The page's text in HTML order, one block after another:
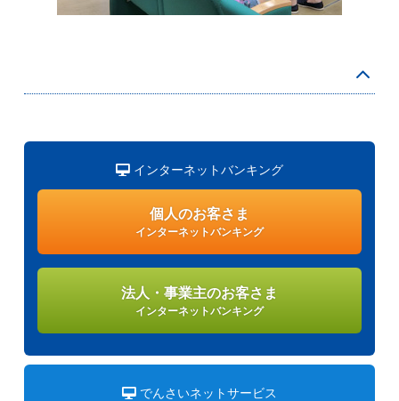
インターネットバンキング
個人のお客さま
インターネットバンキング
法人・事業主のお客さま
インターネットバンキング
でんさいネットサービス